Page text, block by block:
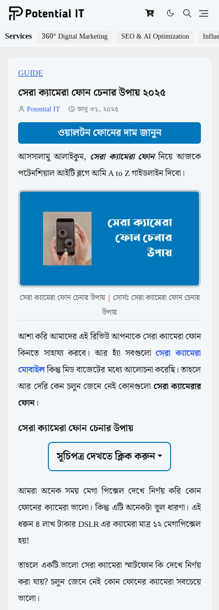
Services 360° Digital Marketing SEO & AI Optimization
GUIDE
সেরা ক্যামেরা ফোন চেনার উপায় ২০২৫
Potential IT জানু ৩১, ২০২৫
ওয়ালটন ফোনের দাম জানুন
আসসালামু আলাইকুম, সেরা ক্যামেরা ফোননিয়ে আজকে
পটেনশিয়াল আইটি ব্লগে আমি A to Z গাইডলাইন দিবো।
সেরা ক্যামেরা ফোন চেনার উপায় | সোর্সঃ সেরা ক্যামেরা ফোন চেনার
উপায়
আশা করি আমাদের এই রিভিউ আপনাকে সেরা ক্যামেরা ফোন
কিনতে সাহায্য করবে। আর হ্যাঁ সবগুলোসেরা ক্যামেরা
মোবাইলকিন্তু মিড বাজেটের মধ্যে আলোচনা করেছি। তাহলে
আর দেরি কেন চলুন জেনে নেই কোনগুলো সেরা ক্যামেরার
ফোন।
সেরা ক্যামেরা ফোন চেনার উপায়
সূচিপত্র দেখতে ক্লিক করুন
আমরা অনেক সময় মেগা পিক্সেল দেখে নির্ণয় করি কোন
ফোনের ক্যামেরা ভালো। কিন্তু এটি অনেকটা ভুল ধারণা। এই
ধরুন ৪ লাখ টাকার DSLR এর ক্যামেরা মাত্র ১২ মেগাপিক্সেল
হয়!
তাহলে একটি ভালো সেরা ক্যামেরা স্মার্টফোন কি দেখে নির্ণয়
করা যায়? চলুন জেনে নেই কোন ফোনের ক্যামেরা সবচেয়ে
ভালো।